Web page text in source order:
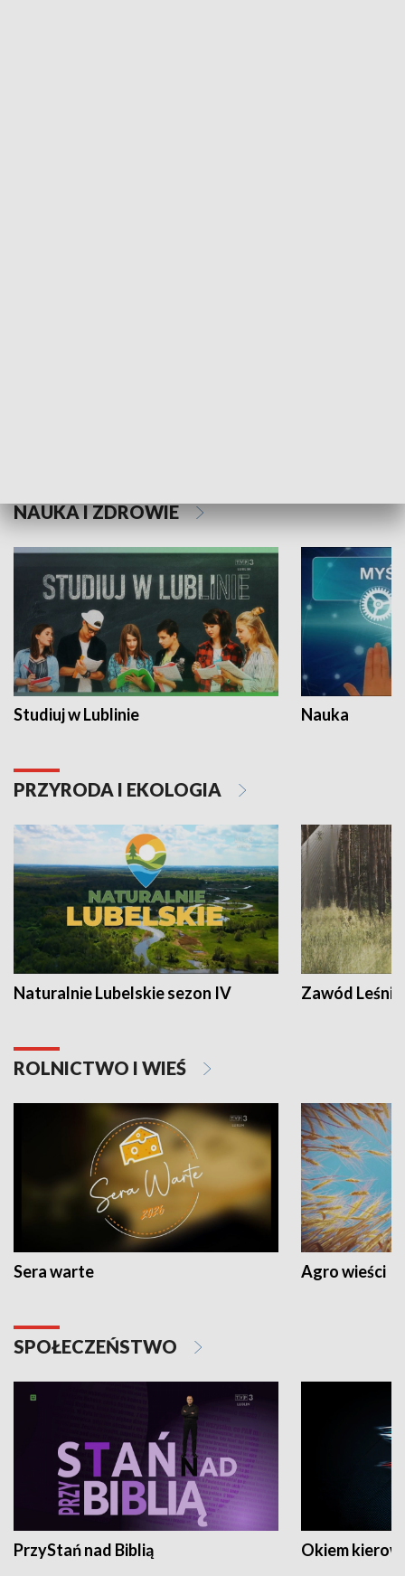
NAUKA I ZDROWIE
Studiuj w Lublinie Nauka
PRZYRODA I EKOLOGIA
Naturalnie Lubelskie sezon IV Zawód Leśnik
ROLNICTWO I WIEŚ
Sera warte Agro wieści
SPOŁECZEŃSTWO
PrzyStań nad Biblią Okiem